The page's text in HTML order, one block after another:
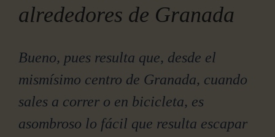
alrededores de Granada
Bueno, pues resulta que, desde el
mismísimo centro de Granada, cuando
sales a correr o en bicicleta, es
asombroso lo fácil que resulta escapar